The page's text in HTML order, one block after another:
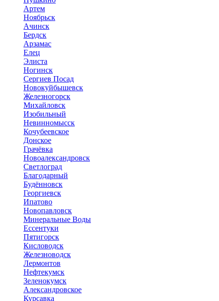
Артем
Ноябрьск
Ачинск
Бердск
Арзамас
Елец
Элиста
Ногинск
Сергиев Посад
Новокуйбышевск
Железногорск
Михайловск
Изобильный
Невинномысск
Кочубеевское
Донское
Грачёвка
Новоалександровск
Светлоград
Благодарный
Будённовск
Георгиевск
Ипатово
Новопавловск
Минеральные Воды
Ессентуки
Пятигорск
Кисловодск
Железноводск
Лермонтов
Нефтекумск
Зеленокумск
Александровское
Курсавка